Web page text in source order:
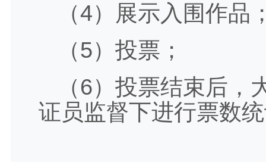
（4）展示入围作品
（5）投票；
（6）投票结束后
证员监督下进行票数